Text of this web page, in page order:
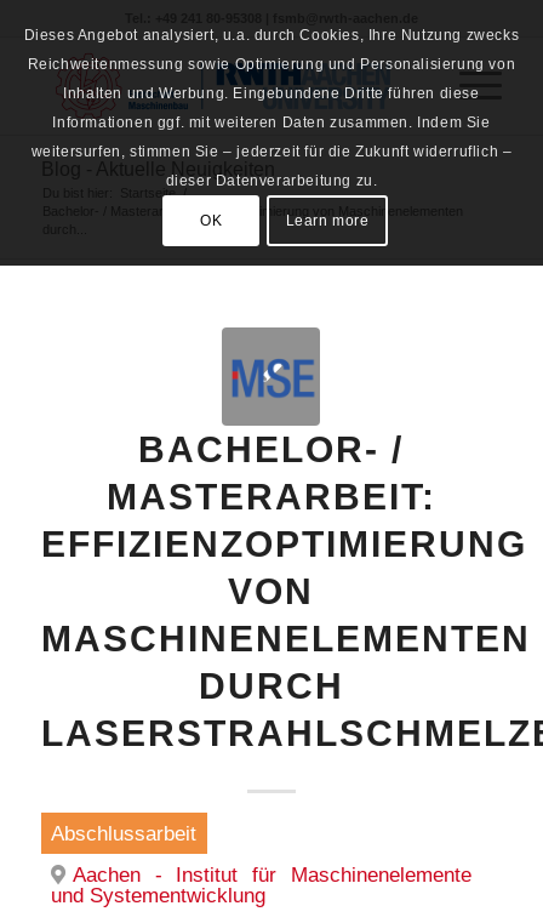
Startseite /
BACHELOR- /
MASTERARBEIT:
EFFIZIENZOPTIMIERUNG
VON
MASCHINENELEMENTEN
DURCH
Abschlussarbeit
Aachen - Institut für Maschinenelemente
und Systementwicklung
Dieses Angebot analysiert, u.a. durch Cookies, Ihre Nutzung zwecks
Reichweitenmessung sowie Optimierung und Personalisierung von
Inhalten und Werbung. Eingebundene Dritte führen diese
Informationen ggf. mit weiteren Daten zusammen. Indem Sie
weitersurfen, stimmen Sie – jederzeit für die Zukunft widerruflich –
dieser Datenverarbeitung zu.
OK Learn more